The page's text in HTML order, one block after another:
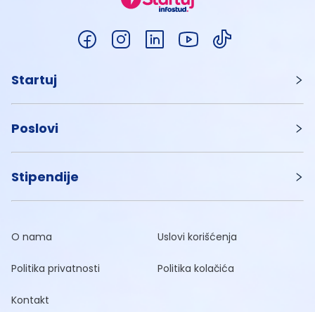
Startuj
Poslovi
Stipendije
O nama Uslovi korišćenja
Politika privatnosti Politika kolačića
Kontakt